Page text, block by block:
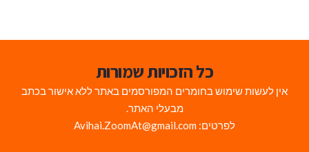
כל הזכויות שמורות
אין לעשות שימוש בחומרים המפורסמים באתר ללא אישור בכתב
מבעלי האתר.
לפרטים: Avihai.ZoomAt@gmail.com